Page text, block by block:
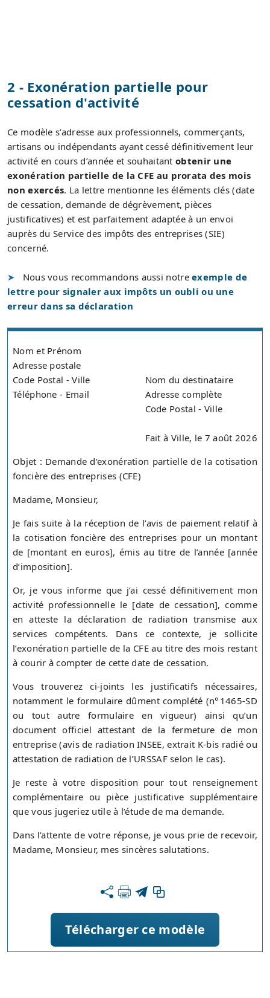
2 - Exonération partielle pour
cessation d'activité
Ce modèle s’adresse aux professionnels, commerçants,
artisans ou indépendants ayant cessé définitivement leur
activité en cours d’année et souhaitantobtenir une
exonération partielle de la CFE au prorata des mois
non exercés. La lettre mentionne les éléments clés (date
de cessation, demande de dégrèvement, pièces
justificatives) et est parfaitement adaptée à un envoi
auprès du Service des impôts des entreprises (SIE)
concerné.
Nous vous recommandons aussi notreexemple de
lettre pour signaler aux impôts un oubli ou une
erreur dans sa déclaration
Nom et Prénom
Adresse postale
Code Postal - Ville
Téléphone - Email
Nom du destinataire
Adresse complète
Code Postal - Ville
Fait à Ville, le 7 août 2026
Objet : Demande d’exonération partielle de la cotisation
foncière des entreprises (CFE)
Madame, Monsieur,
Je fais suite à la réception de l’avis de paiement relatif à
la cotisation foncière des entreprises pour un montant
de [montant en euros], émis au titre de l’année [année
d’imposition].
Or, je vous informe que j’ai cessé définitivement mon
activité professionnelle le [date de cessation], comme
en atteste la déclaration de radiation transmise aux
services compétents. Dans ce contexte, je sollicite
l’exonération partielle de la CFE au titre des mois restant
à courir à compter de cette date de cessation.
Vous trouverez ci-joints les justificatifs nécessaires,
notamment le formulaire dûment complété (n° 1465‑SD
ou tout autre formulaire en vigueur) ainsi qu’un
document officiel attestant de la fermeture de mon
entreprise (avis de radiation INSEE, extrait K‑bis radié ou
attestation de radiation de l’URSSAF selon le cas).
Je reste à votre disposition pour tout renseignement
complémentaire ou pièce justificative supplémentaire
que vous jugeriez utile à l’étude de ma demande.
Dans l’attente de votre réponse, je vous prie de recevoir,
Madame, Monsieur, mes sincères salutations.
Télécharger ce modèle